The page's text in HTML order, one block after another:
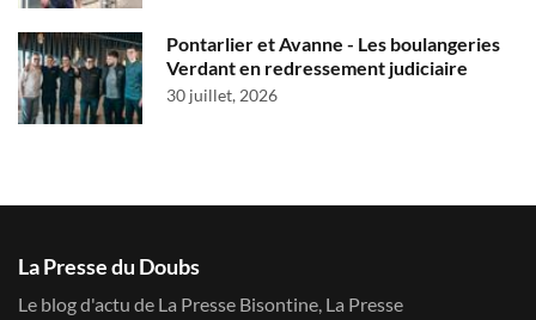
Pontarlier et Avanne - Les boulangeries
Verdant en redressement judiciaire
30 juillet, 2026
La Presse du Doubs
Le blog d'actu de La Presse Bisontine, La Presse